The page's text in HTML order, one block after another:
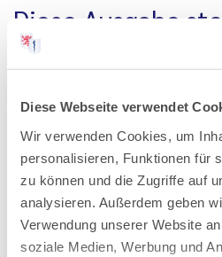
Diese Webseite verwendet
Wir verwenden Cookies, um
personalisieren, Funktionen für
zu können und die Zugriffe auf
analysieren. Außerdem geben
Verwendung unserer Website
soziale Medien, Werbung und
Diese Ausgabe
PDF-Datei zur
nur als PDF-Datei zur Verfügung.
Gründen können wir Ihnen ältere
nicht als einzelne Artikel
Zur aktuellen PDF-Ausgabe